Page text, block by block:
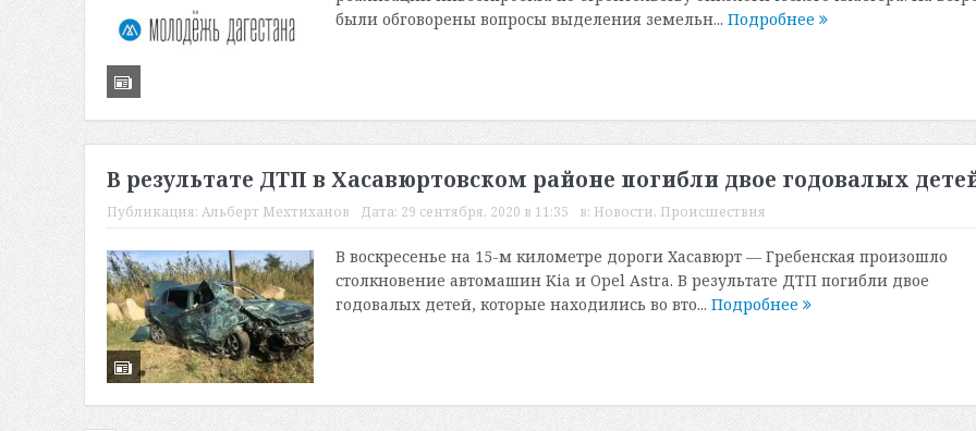
были обговорены вопросы выделения земельн... Подробнее
В результате ДТП в Хасавюртовском районе погибли двое годовалых
Публикация: Альберт Мехтиханов Дата: 29 сентября, 2020 в 11:35 в: Новости, Происшествия
В воскресенье на 15-м километре дороги Хасавюрт — Гребенская произошло
столкновение автомашин Kia и Opel Astra. В результате ДТП погибли двое
годовалых детей, которые находились во вто... Подробнее